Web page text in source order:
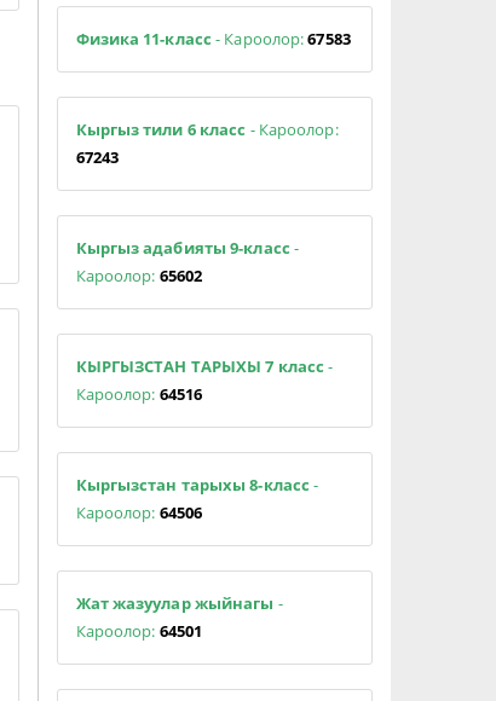
Физика 11-класс - Кароолор:67583
Кыргыз тили 6 класс - Кароолор:
67243
Кыргыз адабияты 9-класс -
Кароолор: 65602
КЫРГЫЗСТАН ТАРЫХЫ 7 класс -
Кароолор: 64516
Кыргызстан тарыхы 8-класс -
Кароолор: 64506
Жат жазуулар жыйнагы -
Кароолор: 64501